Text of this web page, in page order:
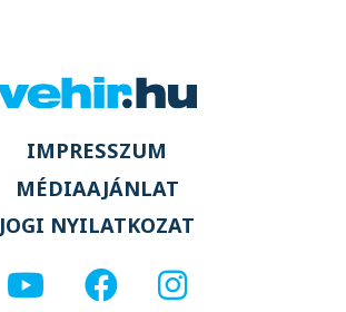
IMPRESSZUM
MÉDIAAJÁNLAT
JOGI NYILATKOZAT